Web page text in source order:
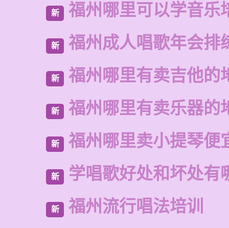
新 福州哪里可以学音乐
新 福州成人唱歌年会排
新 福州哪里有卖吉他的
新 福州哪里有卖乐器的
新 福州哪里卖小提琴便
新 学唱歌好处和坏处有
新 福州流行唱法培训